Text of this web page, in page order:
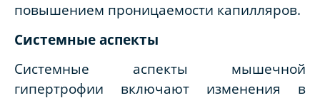
повышением проницаемости капилляров.
Системные аспекты
Системные аспекты мышечной
гипертрофии включают изменения в